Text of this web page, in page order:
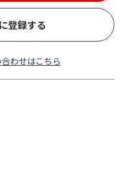
登録する
わせはこちら